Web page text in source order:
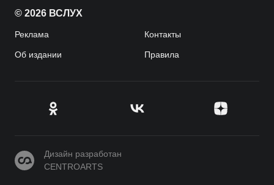
© 2026 ВСЛУХ
Реклама Контакты
Об издании Правила
CENTROARTS